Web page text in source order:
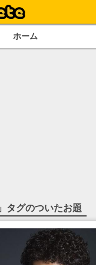
ホーム
」タグのついたお題